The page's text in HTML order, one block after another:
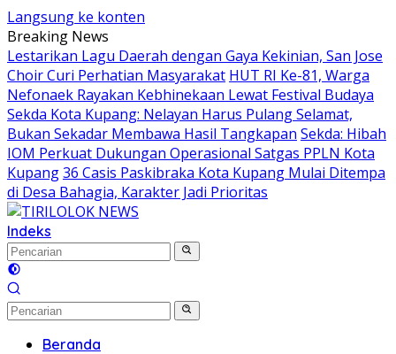
Langsung ke konten
Breaking News
Lestarikan Lagu Daerah dengan Gaya Kekinian, San Jose
Choir Curi Perhatian Masyarakat HUT RI Ke-81, Warga
Nefonaek Rayakan Kebhinekaan Lewat Festival Budaya
Sekda Kota Kupang: Nelayan Harus Pulang Selamat,
Bukan Sekadar Membawa Hasil Tangkapan Sekda: Hibah
IOM Perkuat Dukungan Operasional Satgas PPLN Kota
Kupang36 Casis Paskibraka Kota Kupang Mulai Ditempa
di Desa Bahagia, Karakter Jadi Prioritas
Indeks
Beranda